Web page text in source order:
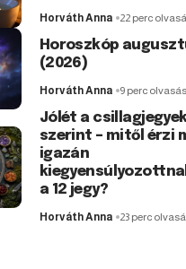
Horváth Anna 22 perc
Horoszkóp
(2026)
Horváth Anna 9 perc olvasás
Jólét a
szerint – mitől érzi
igazán
a 12 jegy?
Horváth Anna 23 perc